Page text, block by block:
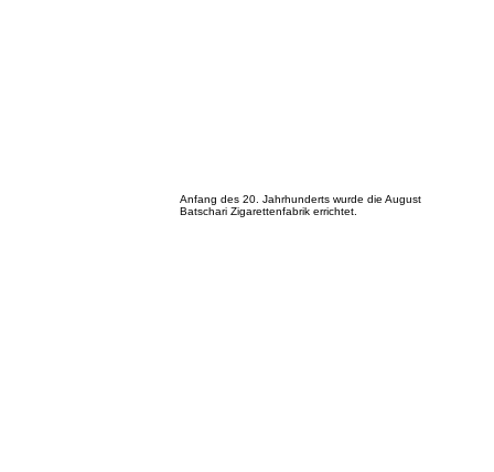
Anfang des 20. Jahrhunderts wurde die August
Batschari Zigarettenfabrik errichtet.